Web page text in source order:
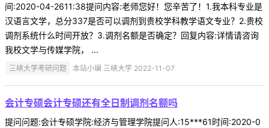
间:2020-04-2611:38提问内容:老师您好！您辛苦了！1.我本科专业是
汉语言文学，总分337是否可以调剂到贵校学科教学语文专业？2.贵校
调剂系统什么时间开放？3.调剂名额是否确定？回复内容:详情请咨询
我校文学与传媒学院， ...
三峡大学考研问题 本站小编 三峡大学 2022-11-07
会计专硕会计专硕还有全日制调剂名额吗
提问问题:会计专硕学院:经济与管理学院提问人:15***61时间:2020-0